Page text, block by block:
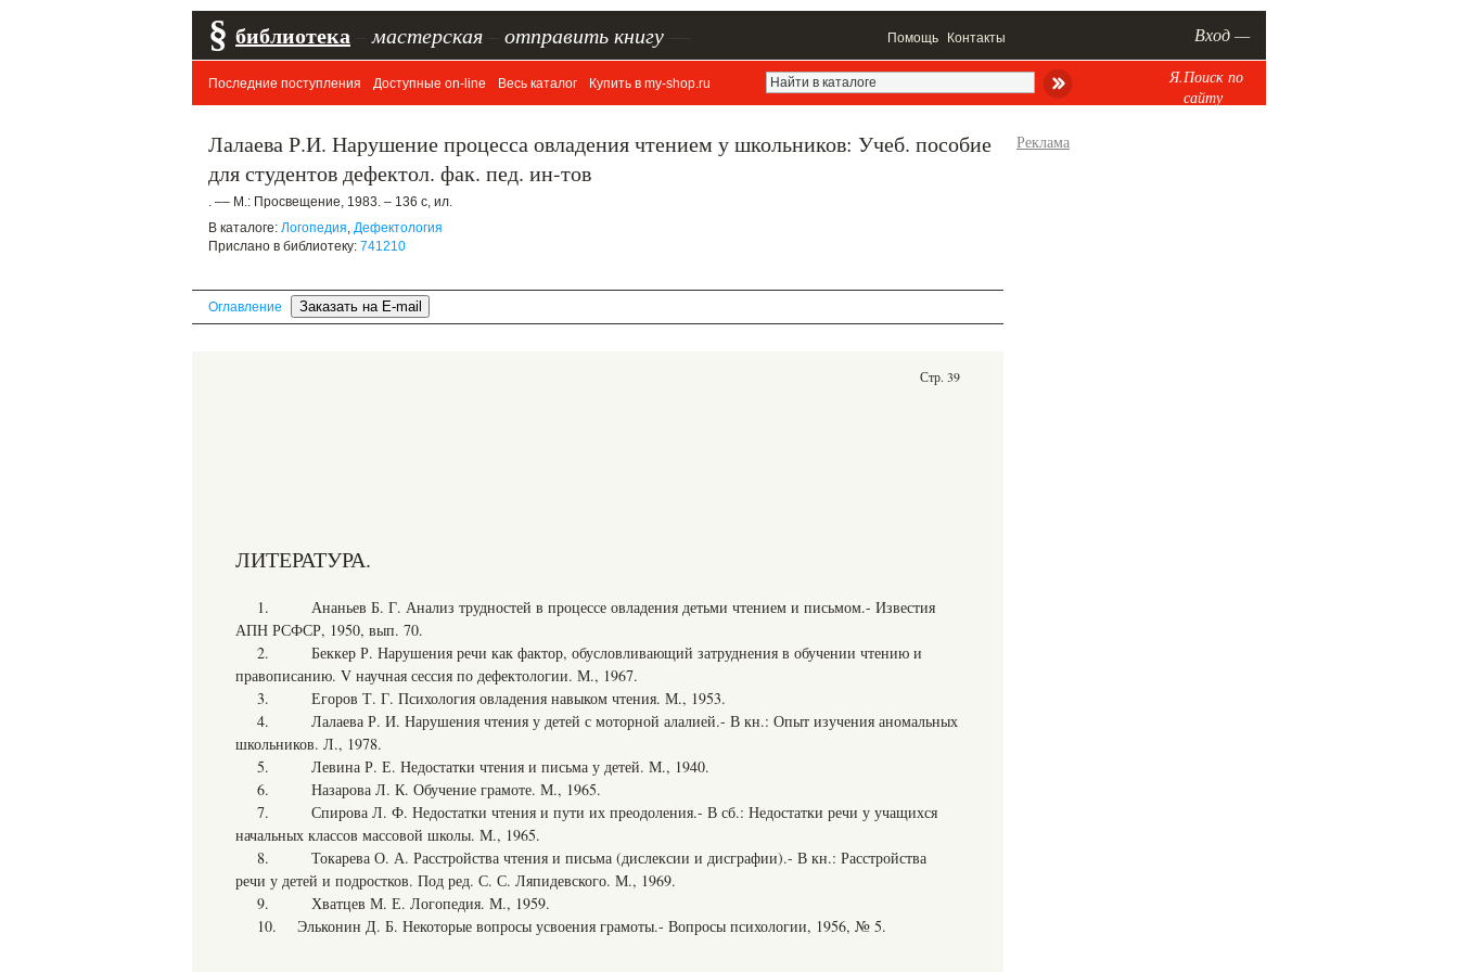
§ библиотека мастерская отправить книгу Помощь Контакты Вход —
Последние поступления Доступные on-line Весь каталог Купить в my-shop.ru
Я.Поиск по
сайту
Лалаева Р.И. Нарушение процесса овладения чтением у школьников: Учеб. пособие
для студентов дефектол. фак. пед. ин-тов
. –– М.: Просвещение, 1983. – 136 с, ил.
В каталоге: Логопедия, Дефектология
Прислано в библиотеку: 741210
Оглавление
Стр. 39
ЛИТЕРАТУРА.
1. Ананьев Б. Г. Анализ трудностей в процессе овладения детьми чтением и письмом.- Известия
АПН РСФСР, 1950, вып. 70.
2. Беккер Р. Нарушения речи как фактор, обусловливающий затруднения в обучении чтению и
правописанию. V научная сессия по дефектологии. М., 1967.
3. Егоров Т. Г. Психология овладения навыком чтения. М., 1953.
4. Лалаева Р. И. Нарушения чтения у детей с моторной алалией.- В кн.: Опыт изучения аномальных
школьников. Л., 1978.
5. Левина Р. Е. Недостатки чтения и письма у детей. М., 1940.
6. Назарова Л. К. Обучение грамоте. М., 1965.
7. Спирова Л. Ф. Недостатки чтения и пути их преодоления.- В сб.: Недостатки речи у учащихся
начальных классов массовой школы. М., 1965.
8. Токарева О. А. Расстройства чтения и письма (дислексии и дисграфии).- В кн.: Расстройства
речи у детей и подростков. Под ред. С. С. Ляпидевского. М., 1969.
9. Хватцев М. Е. Логопедия. М., 1959.
10. Эльконин Д. Б. Некоторые вопросы усвоения грамоты.- Вопросы психологии, 1956, № 5.
Реклама